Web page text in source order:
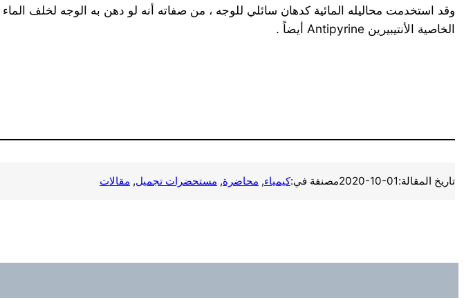
وقد استخدمت محاليله المائية كدهان سائلي للوجه ، من صفاته أنه لو دهن به الوجه لخلف
الخاصية الأنتيبيرين Antipyrine أيضاً .
تاريخ المقالة:2020-10-01مصنفة في:كيمياء, محاضرة, مستحضرات تجميل, مقالات